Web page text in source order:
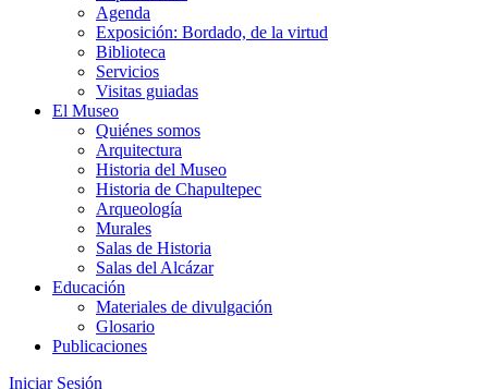
Agenda
Exposición: Bordado, de la virtud
Biblioteca
Servicios
Visitas guiadas
El Museo
Quiénes somos
Arquitectura
Historia del Museo
Historia de Chapultepec
Arqueología
Murales
Salas de Historia
Salas del Alcázar
Educación
Materiales de divulgación
Glosario
Publicaciones
Iniciar Sesión